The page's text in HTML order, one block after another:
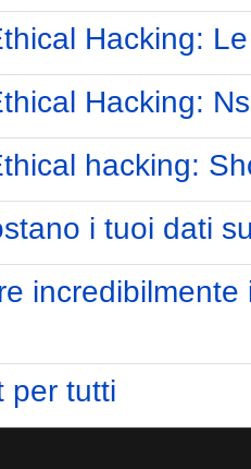
Hacking:
Hacking:
hacking:
i tuoi dati
per tutti